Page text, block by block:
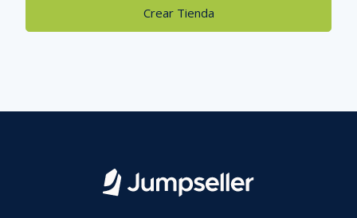
Crear Tienda